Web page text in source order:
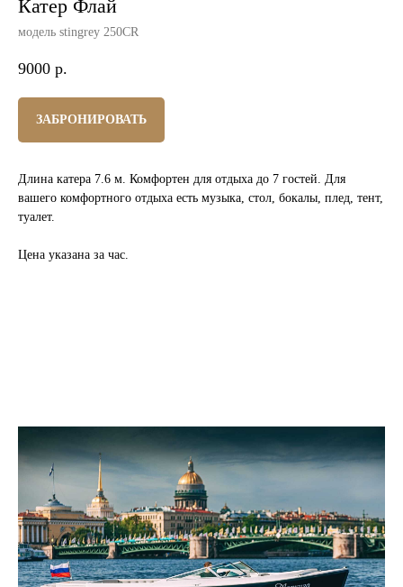
Катер Флай
модель stingrey 250CR
9000 р.
ЗАБРОНИРОВАТЬ
Длина катера 7.6 м. Комфортен для отдыха до 7 гостей. Для
вашего комфортного отдыха есть музыка, стол, бокалы, плед, тент,
туалет.
Цена указана за час.